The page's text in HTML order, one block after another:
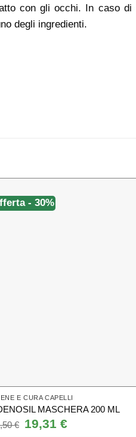
con gli occhi. In caso
degli ingredienti.
- 30%
E CURA CAPELLI
MASCHERA 200 ML
€ Il
prezzo
19,31 €Il
prezzo